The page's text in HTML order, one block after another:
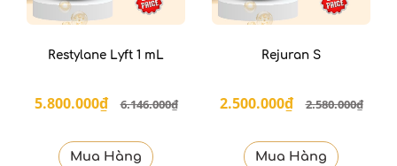
Restylane Lyft 1 mL
5.800.000₫ 6.146.000₫
Mua Hàng
Rejuran S
2.500.000₫ 2.580.000₫
Mua Hàng